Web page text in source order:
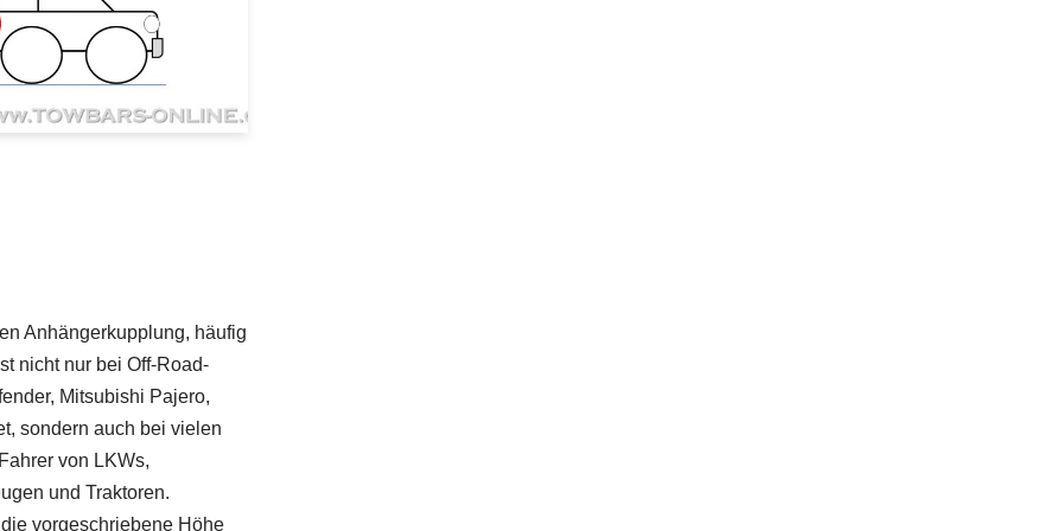
Anhängerkupplung, häufig
nicht nur bei Off-Road-
Mitsubishi Pajero,
sondern auch bei vielen
von LKWs,
und Traktoren.
vorgeschriebene Höhe